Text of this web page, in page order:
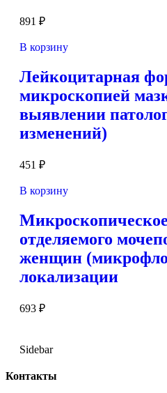
891 ₽
В корзину
Лейкоцитарная
микроскопией
выявлении
изменений)
451 ₽
В корзину
отделяемого
женщин
локализации
693 ₽
Sidebar
Контакты